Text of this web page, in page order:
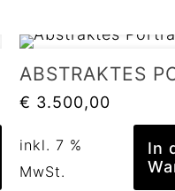
ABSTRAKTES
€ 3.500,00
inkl. 7 %
MwSt.
In